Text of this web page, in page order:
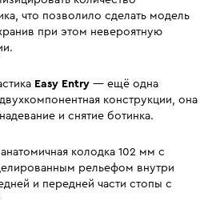
что позволило сделать модель
при этом невероятную
Easy Entry — ещё одна
конструкции, она
и снятие ботинка.
колодка 102 мм с
рельефом внутри
и передней части стопы с